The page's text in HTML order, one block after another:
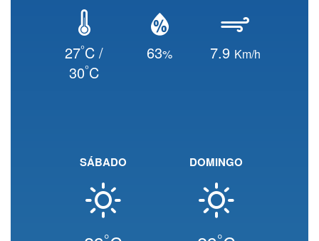
27°C /
30°C
63% 7.9 Km/h
SÁBADO DOMINGO